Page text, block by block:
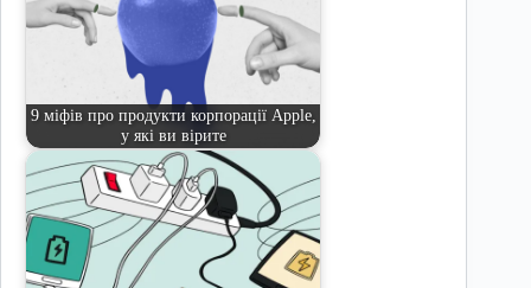
9 міфів про продукти корпорації Apple,
у які ви вірите